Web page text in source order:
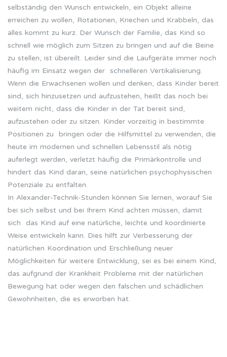
selbständig den Wunsch entwickeln, ein Objekt alleine
erreichen zu wollen, Rotationen, Kriechen und Krabbeln, das
alles kommt zu kurz. Der Wunsch der Familie, das Kind so
schnell wie möglich zum Sitzen zu bringen und auf die Beine
zu stellen, ist übereilt. Leider sind die Laufgeräte immer noch
häufig im Einsatz wegen der schnelleren Vertikalisierung.
Wenn die Erwachsenen wollen und denken, dass Kinder bereit
sind, sich hinzusetzen und aufzustehen, heißt das noch bei
weitem nicht, dass die Kinder in der Tat bereit sind,
aufzustehen oder zu sitzen. Kinder vorzeitig in bestimmte
Positionen zu bringen oder die Hilfsmittel zu verwenden, die
heute im modernen und schnellen Lebensstil als nötig
auferlegt werden, verletzt häufig die Primärkontrolle und
hindert das Kind daran, seine natürlichen psychophysischen
Potenziale zu entfalten.
In Alexander-Technik-Stunden können Sie lernen, worauf Sie
bei sich selbst und bei Ihrem Kind achten müssen, damit
sich das Kind auf eine natürliche, leichte und koordinierte
Weise entwickeln kann. Dies hilft zur Verbesserung der
natürlichen Koordination und Erschließung neuer
Möglichkeiten für weitere Entwicklung, sei es bei einem Kind,
das aufgrund der Krankheit Probleme mit der natürlichen
Bewegung hat oder wegen den falschen und schädlichen
Gewohnheiten, die es erworben hat.